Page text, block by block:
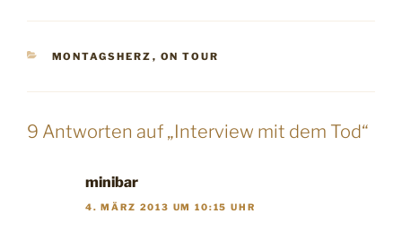
KATEGORIEN
MONTAGSHERZ , ON TOUR
9 Antworten auf „Interview mit dem Tod“
minibar
4. MÄRZ 2013 UM 10:15 UHR